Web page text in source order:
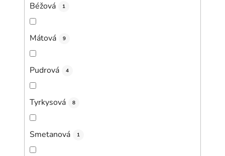
Béžová 1
Mátová 9
Pudrová 4
Tyrkysová 8
Smetanová 1